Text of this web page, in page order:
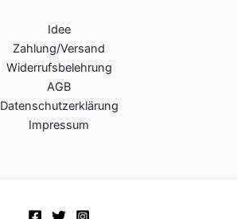
Idee
Zahlung/Versand
Widerrufsbelehrung
AGB
Datenschutzerklärung
Impressum